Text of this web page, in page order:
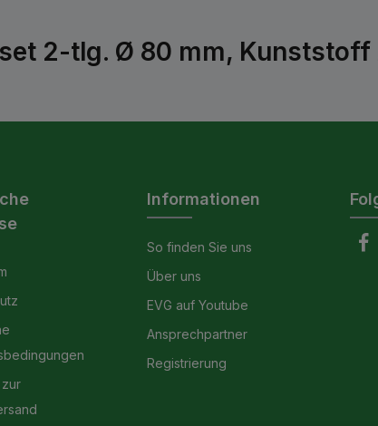
2-tlg. Ø 80 mm, Kunststoff
Informationen
So finden Sie uns
Über uns
EVG auf Youtube
Ansprechpartner
Registrierung